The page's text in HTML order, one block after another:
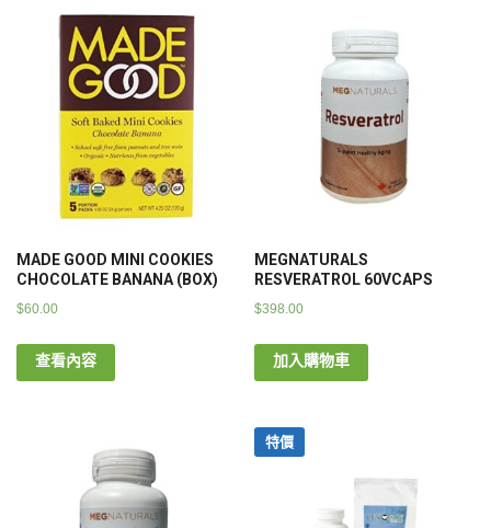
MADE GOOD MINI COOKIES
CHOCOLATE BANANA (BOX)
$60.00
查看內容
MEGNATURALS
RESVERATROL 60VCAPS
$398.00
加入購物車
特價